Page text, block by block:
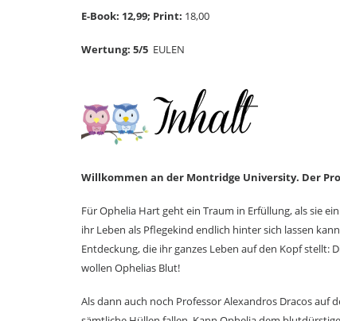
E-Book: 12,99; Print: 18,00
Wertung: 5/5 EULEN
Willkommen an der Montridge University. Der
Für Ophelia Hart geht ein Traum in Erfüllung, als sie
ihr Leben als Pflegekind endlich hinter sich lassen
Entdeckung, die ihr ganzes Leben auf den Kopf
wollen Ophelias Blut!
Als dann auch noch Professor Alexandros Dracos auf